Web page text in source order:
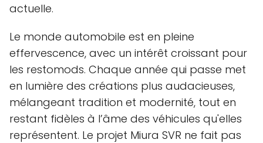
actuelle.
Le monde automobile est en pleine
effervescence, avec un intérêt croissant pour
les restomods. Chaque année qui passe met
en lumière des créations plus audacieuses,
mélangeant tradition et modernité, tout en
restant fidèles à l’âme des véhicules qu'elles
représentent. Le projet Miura SVR ne fait pas